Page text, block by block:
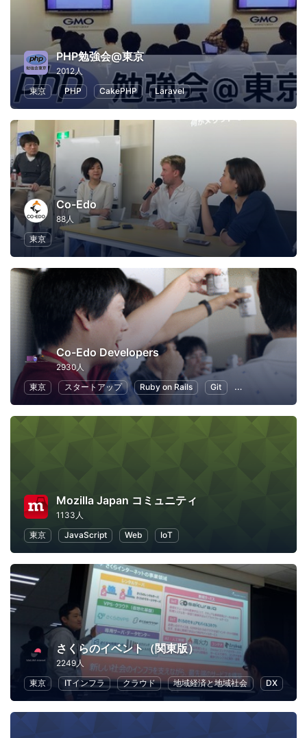
PHP勉強会@東京
2012人
東京
PHP CakePHP Laravel
Co-Edo
88人
東京
Co-Edo Developers
2930人
東京
スタートアップ Ruby on Rails Git プログラミング
Mozilla Japan コミュニティ
1133人
東京
JavaScript Web IoT
さくらのイベント（関東版）
2249人
東京
ITインフラ クラウド 地域経済と地域社会 DX